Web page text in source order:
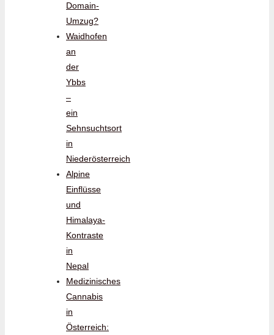
Domain-
Umzug?
Waidhofen
an
der
Ybbs
–
ein
Sehnsuchtsort
in
Niederösterreich
Alpine
Einflüsse
und
Himalaya-
Kontraste
in
Nepal
Medizinisches
Cannabis
in
Österreich: